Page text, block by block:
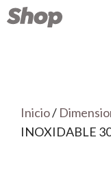
Saltar
Inicio/
INOXIDABLE